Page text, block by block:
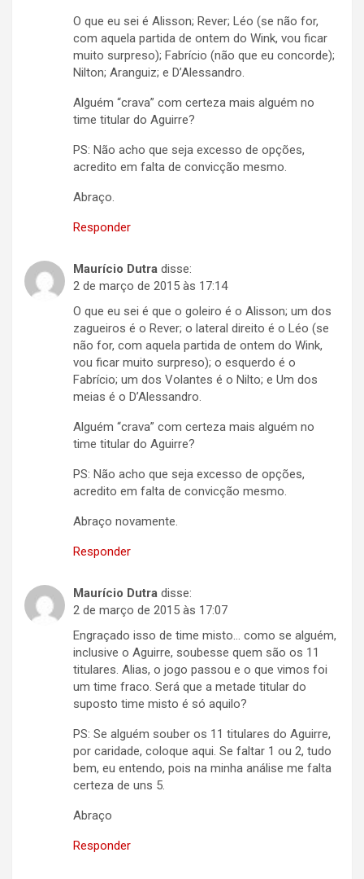
O que eu sei é Alisson; Rever; Léo (se não for,
com aquela partida de ontem do Wink, vou ficar
muito surpreso); Fabrício (não que eu concorde);
Nilton; Aranguiz; e D’Alessandro.
Alguém “crava” com certeza mais alguém no
time titular do Aguirre?
PS: Não acho que seja excesso de opções,
acredito em falta de convicção mesmo.
Abraço.
Responder
Maurício Dutra disse:
2 de março de 2015 às 17:14
O que eu sei é que o goleiro é o Alisson; um dos
zagueiros é o Rever; o lateral direito é o Léo (se
não for, com aquela partida de ontem do Wink,
vou ficar muito surpreso); o esquerdo é o
Fabrício; um dos Volantes é o Nilto; e Um dos
meias é o D’Alessandro.
Alguém “crava” com certeza mais alguém no
time titular do Aguirre?
PS: Não acho que seja excesso de opções,
acredito em falta de convicção mesmo.
Abraço novamente.
Responder
Maurício Dutra disse:
2 de março de 2015 às 17:07
Engraçado isso de time misto… como se alguém,
inclusive o Aguirre, soubesse quem são os 11
titulares. Alias, o jogo passou e o que vimos foi
um time fraco. Será que a metade titular do
suposto time misto é só aquilo?
PS: Se alguém souber os 11 titulares do Aguirre,
por caridade, coloque aqui. Se faltar 1 ou 2, tudo
bem, eu entendo, pois na minha análise me falta
certeza de uns 5.
Abraço
Responder